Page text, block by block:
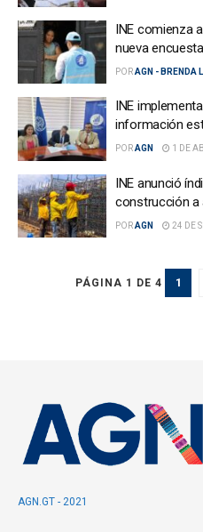
INE comienza
nueva
PORAGN - BRENDA
INE
información
PORAGN 1 DE
INE anunció
construcción a
PORAGN 24 DE
PÁGINA 1 DE 4 1
AGN.GT - 2021